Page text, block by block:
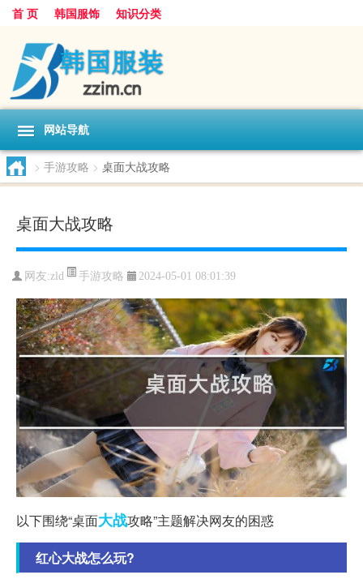
首 页 韩国服饰 知识分类
网站导航
> 手游攻略 > 桌面大战攻略
桌面大战攻略
网友:zld 手游攻略 2024-05-01 08:01:39
以下围绕“桌面大战攻略”主题解决网友的困惑
红心大战怎么玩?